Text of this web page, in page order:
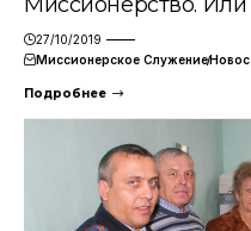
Миссионерство.
27/10/2019
Миссионерское Служение
Подробнее